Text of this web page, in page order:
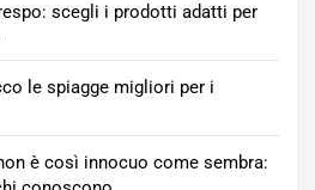
scegli i prodotti adatti per
le spiagge migliori per i
è così innocuo come sembra: